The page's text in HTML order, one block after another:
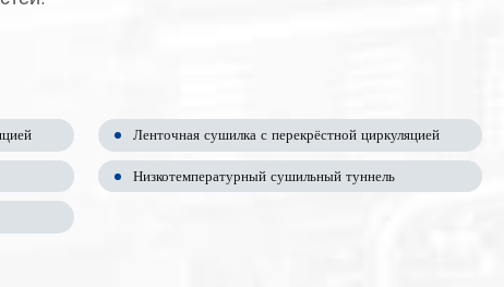
Ленточная сушилка с перекрёстной циркуляцией
Низкотемпературный сушильный туннель